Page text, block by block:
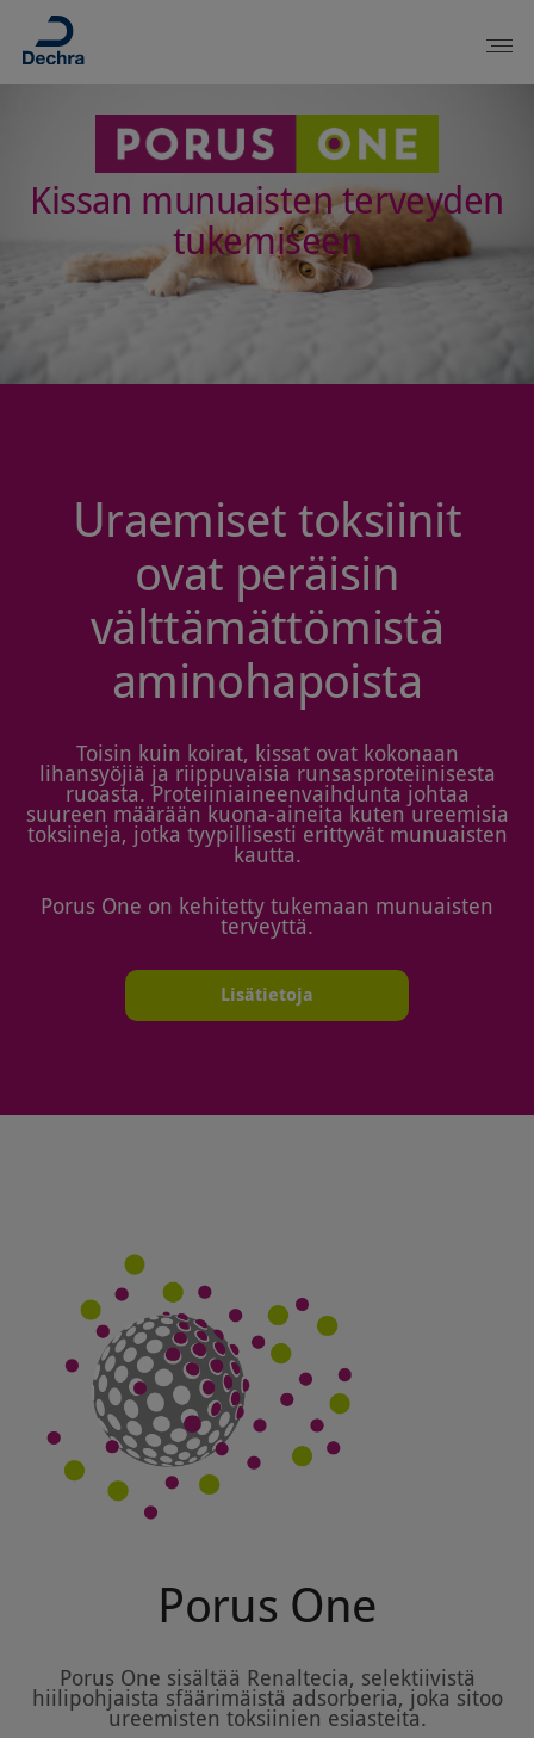
Kissan munuaisten terveyden
tukemiseen
Uraemiset toksiinit
ovat peräisin
välttämättömistä
aminohapoista
Toisin kuin koirat, kissat ovat kokonaan
lihansyöjiä ja riippuvaisia runsasproteiinisesta
ruoasta. Proteiiniaineenvaihdunta johtaa
suureen määrään kuona-aineita kuten ureemisia
toksiineja, jotka tyypillisesti erittyvät munuaisten
kautta.
Porus One on kehitetty tukemaan munuaisten
terveyttä.
Lisätietoja
Porus One
Porus One sisältää Renaltecia, selektiivistä
hiilipohjaista sfäärimäistä adsorberia, joka sitoo
ureemisten toksiinien esiasteita.